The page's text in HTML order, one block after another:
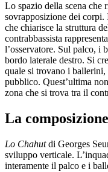
Lo spazio della scena che
sovrapposizione dei
che chiarisce la struttura
contrabbassista
l’osservatore. Sul palco, i
bordo laterale destro. Si
quale si trovano i ballerini,
pubblico. Quest’ultima
zona che si trova tra il
La
Lo Chahutdi Georges
sviluppo verticale.
interamente il palco e i